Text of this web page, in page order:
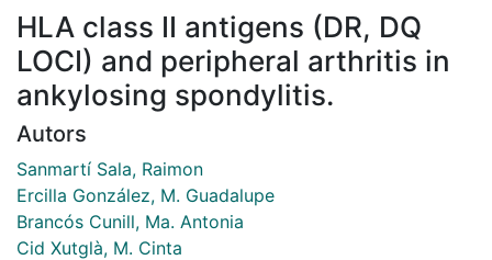
HLA class II antigens (DR, DQ
LOCI) and peripheral arthritis in
ankylosing spondylitis.
Autors
Sanmartí Sala, Raimon
Ercilla González, M. Guadalupe
Brancós Cunill, Ma. Antonia
Cid Xutglà, M. Cinta